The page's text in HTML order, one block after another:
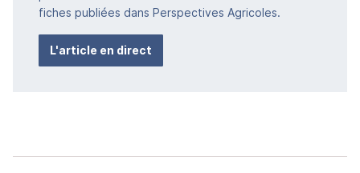
fiches publiées dans Perspectives Agricoles.
L'article en direct